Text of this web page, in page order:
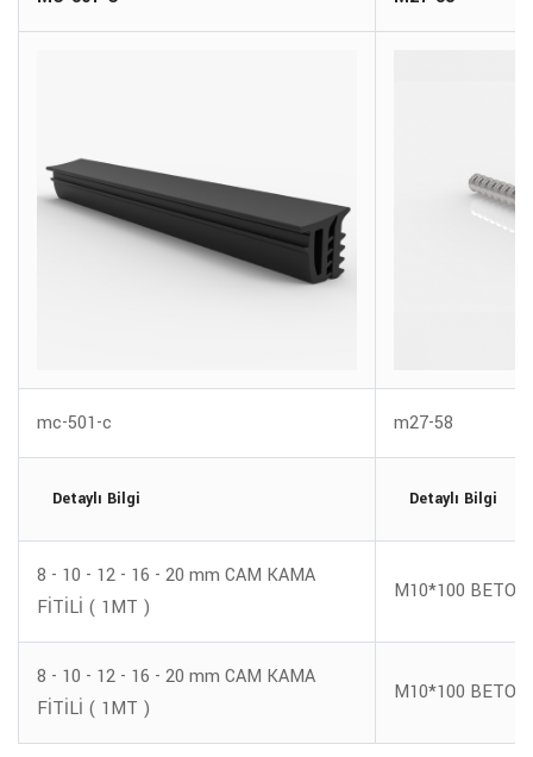
mc-501-c m27-58
Detaylı Bilgi Detaylı Bilgi
8 - 10 - 12 - 16 - 20 mm CAM KAMA
FİTİLİ ( 1MT )
M10*100
8 - 10 - 12 - 16 - 20 mm CAM KAMA
FİTİLİ ( 1MT )
M10*100